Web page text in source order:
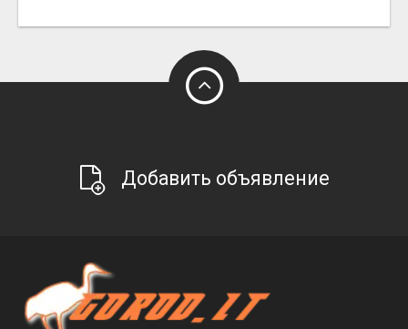
Добавить объявление